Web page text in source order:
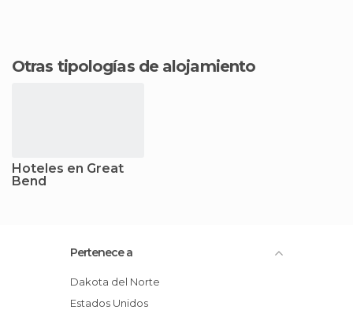
Otras tipologías de alojamiento
Hoteles en Great
Bend
Pertenece a
Dakota del Norte
Estados Unidos